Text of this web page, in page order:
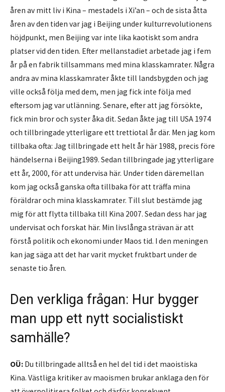
åren av mitt liv i Kina – mestadels i Xi’an – och de sista åtta
åren av den tiden var jag i Beijing under kulturrevolutionens
höjdpunkt, men Beijing var inte lika kaotiskt som andra
platser vid den tiden. Efter mellanstadiet arbetade jag i fem
år på en fabrik tillsammans med mina klasskamrater. Några
andra av mina klasskamrater åkte till landsbygden och jag
ville också följa med dem, men jag fick inte följa med
eftersom jag var utlänning. Senare, efter att jag försökte,
fick min bror och syster åka dit. Sedan åkte jag till USA 1974
och tillbringade ytterligare ett trettiotal år där. Men jag kom
tillbaka ofta: Jag tillbringade ett helt år här 1988, precis före
händelserna i Beijing1989. Sedan tillbringade jag ytterligare
ett år, 2000, för att undervisa här. Under tiden däremellan
kom jag också ganska ofta tillbaka för att träffa mina
föräldrar och mina klasskamrater. Till slut bestämde jag
mig för att flytta tillbaka till Kina 2007. Sedan dess har jag
undervisat och forskat här. Min livslånga strävan är att
förstå politik och ekonomi under Maos tid. I den meningen
kan jag säga att det har varit mycket fruktbart under de
senaste tio åren.
Den verkliga frågan: Hur bygger
man upp ett nytt socialistiskt
samhälle?
OÜ: Du tillbringade alltså en hel del tid i det maoistiska
Kina. Västliga kritiker av maoismen brukar anklaga den för